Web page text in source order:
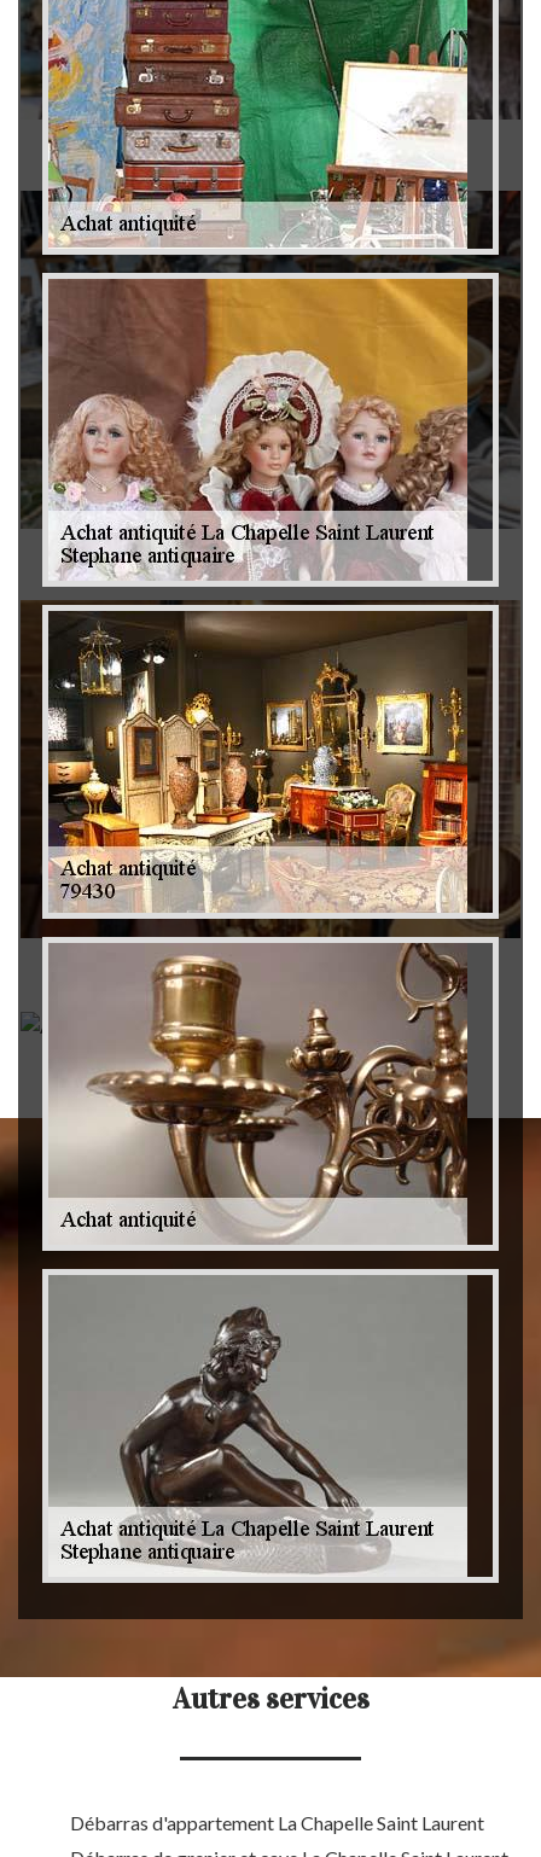
Antiquaire 79
Brocanteur 79
Rachat instrument de musique 79
Achat antiquité 79
Autres services
Débarras d'appartement La Chapelle Saint Laurent